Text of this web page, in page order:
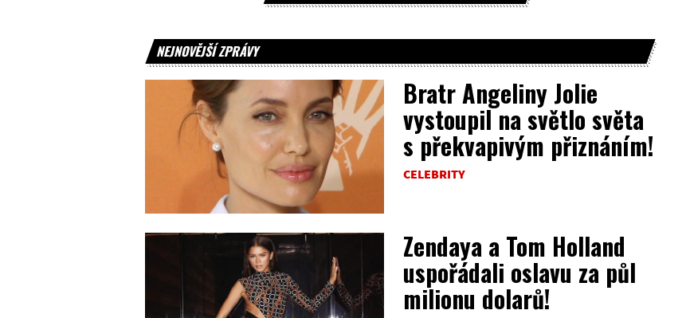
NEJNOVĚJŠÍ ZPRÁVY
Bratr Angeliny Jolie
vystoupil na světlo světa
s překvapivým přiznáním!
CELEBRITY
Zendaya a Tom Holland
uspořádali oslavu za půl
milionu dolarů!